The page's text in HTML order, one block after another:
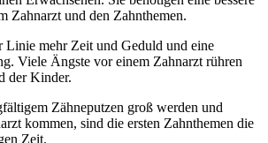
Zahnarzt und den Zahnthemen.
Linie mehr Zeit und Geduld und eine
Viele Ängste vor einem Zahnarzt rühren
der Kinder.
Zähneputzen groß werden und
kommen, sind die ersten Zahnthemen die
Zeit.